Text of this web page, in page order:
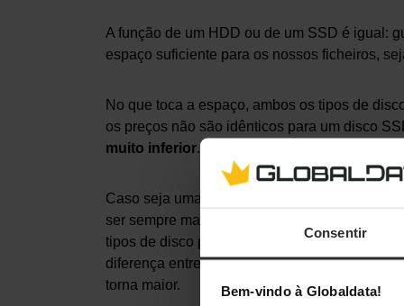
Consentir
Bem-vindo à Globaldata!
A função de um HDD ou de um SSD é igual:
espaço suficiente para os nossos ficheiros,
No que toca a espaço, ambos os tipos de
os preços não são idênticos para um disco
muito inferior.
Caso seja uma questão
ser sempre mais baratos. Em discos com
tipos de disco pode não ser tão díspar
diferença entre os dois tipos), mas à medida
torna maior.